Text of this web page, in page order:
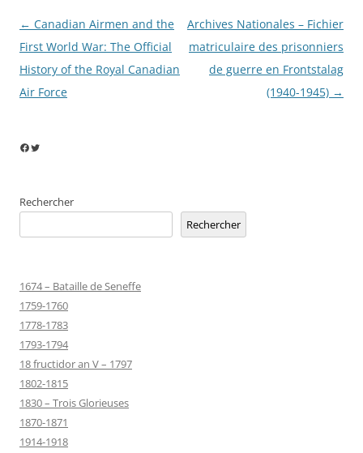
Navigation
des
articles
← Canadian Airmen and the
First World War: The Official
History of the Royal Canadian
Air Force
Archives Nationales – Fichier
matriculaire des prisonniers
de guerre en Frontstalag
(1940-1945) →
Facebook
Twitter
Rechercher
Rechercher
1674 – Bataille de Seneffe
1759-1760
1778-1783
1793-1794
18 fructidor an V – 1797
1802-1815
1830 – Trois Glorieuses
1870-1871
1914-1918